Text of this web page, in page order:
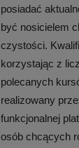
posiadać
być nosicielem
czystości.
korzystając z
polecanych
realizowany
funkcjonalnej
osób chcących